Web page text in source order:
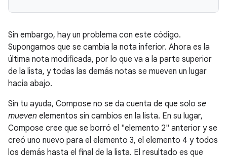
Sin embargo, hay un problema con este código.
Supongamos que se cambia la nota inferior. Ahora es la
última nota modificada, por lo que va a la parte superior
de la lista, y todas las demás notas se mueven un lugar
hacia abajo.
Sin tu ayuda, Compose no se da cuenta de que solo se
mueven elementos sin cambios en la lista. En su lugar,
Compose cree que se borró el "elemento 2" anterior y se
creó uno nuevo para el elemento 3, el elemento 4 y todos
los demás hasta el final de la lista. El resultado es que